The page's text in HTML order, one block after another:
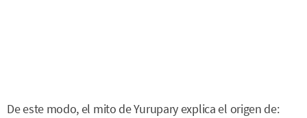
De este modo, el mito de Yurupary explica el origen de: